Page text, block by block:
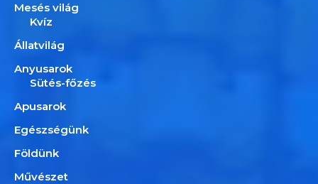
Mesés világ
Kvíz
Állatvilág
Anyusarok
Sütés-főzés
Apusarok
Egészségünk
Földünk
Művészet